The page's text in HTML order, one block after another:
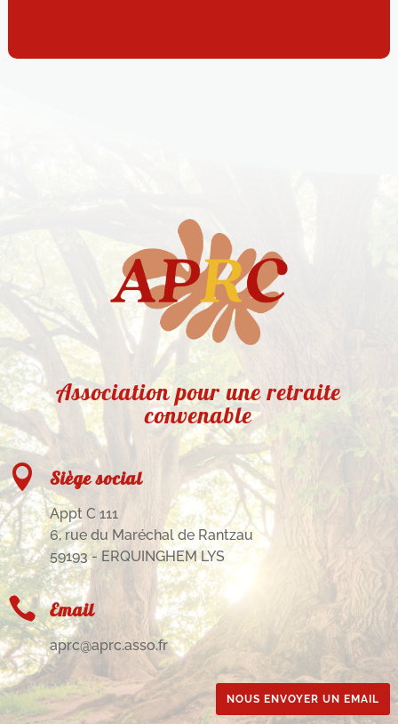
Association pour une retraite
convenable
 Siège social
Appt C 111
6, rue du Maréchal de Rantzau
59193 - ERQUINGHEM LYS
 Email
aprc@aprc.asso.fr
NOUS ENVOYER UN EMAIL